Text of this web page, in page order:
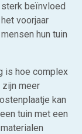
beïnvloed
voorjaar
hun tuin
is hoe complex
meer
kan
tuin met een